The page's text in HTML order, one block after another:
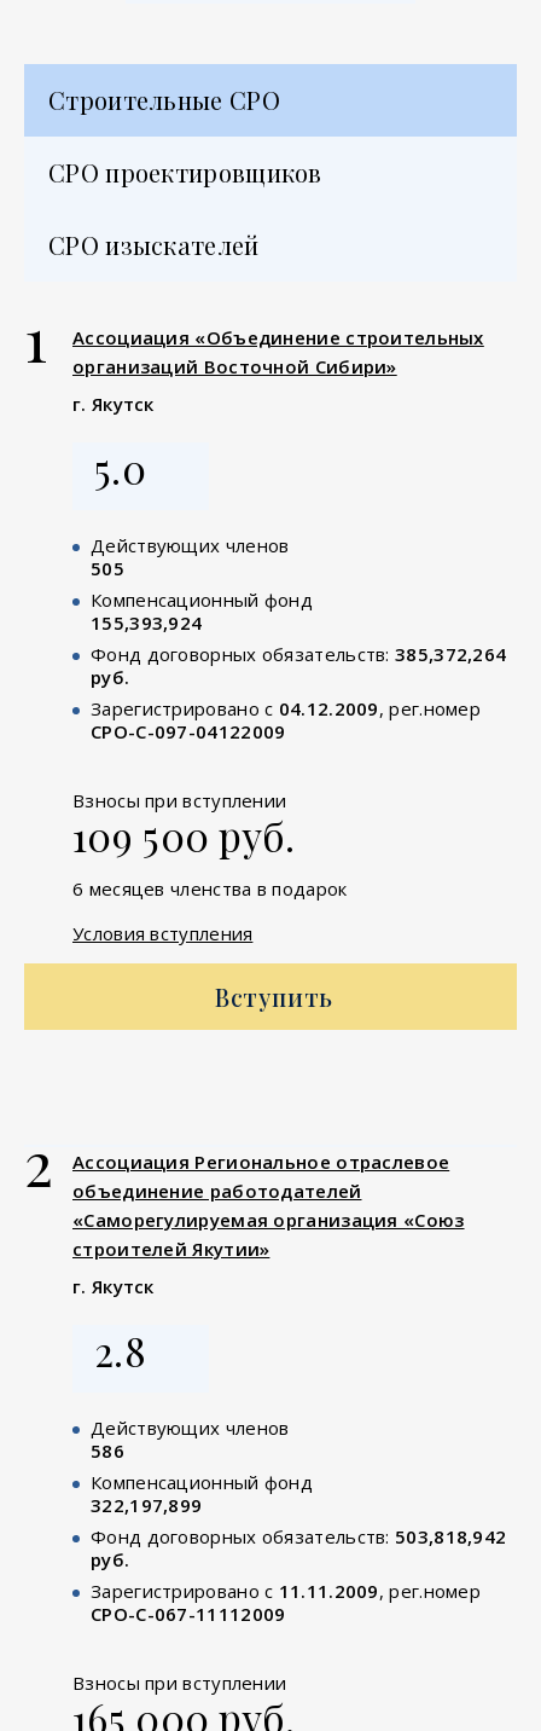
Строительные СРО
СРО проектировщиков
СРО изыскателей
1
Ассоциация «Объединение строительных
организаций Восточной Сибири»
г. Якутск
5.0
Действующих членов
505
Компенсационный фонд
155,393,924
Фонд договорных обязательств: 385,372,264
руб.
Зарегистрировано с 04.12.2009, рег.номер
СРО-С-097-04122009
Взносы при вступлении
109 500 руб.
6 месяцев членства в подарок
Условия вступления
Вступить
2
Ассоциация Региональное отраслевое
объединение работодателей
«Саморегулируемая организация «Союз
строителей Якутии»
г. Якутск
2.8
Действующих членов
586
Компенсационный фонд
322,197,899
Фонд договорных обязательств: 503,818,942
руб.
Зарегистрировано с 11.11.2009, рег.номер
СРО-С-067-11112009
Взносы при вступлении
165 000 руб.